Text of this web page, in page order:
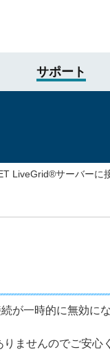
サポート
LiveGrid®サーバー
が一時的に無効に
ませんのでご安心